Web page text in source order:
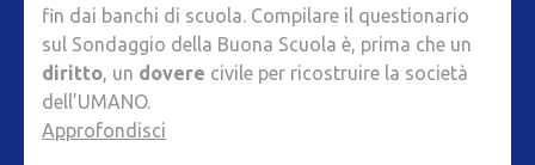
fin dai banchi di scuola. Compilare il questionario
sul Sondaggio della Buona Scuola è, prima che un
diritto, un dovere civile per ricostruire la società
dell’UMANO.
Approfondisci